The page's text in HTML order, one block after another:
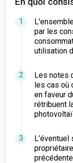
par les
utilisation
Les notes
les cas où
en faveur
rétribuent